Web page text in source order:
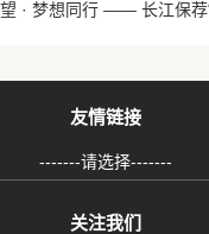
友情链接
-------请选择-------
关注我们